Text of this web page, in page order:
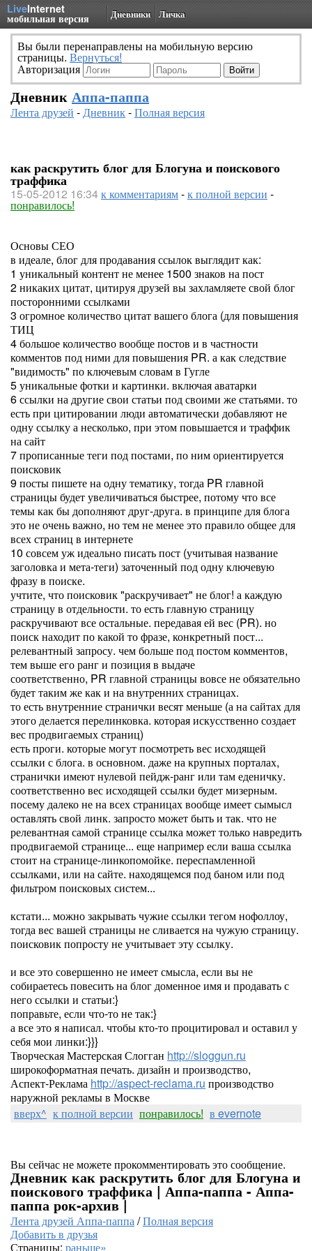
LiveInternet
мобильная версия Дневники Личка
Вы были перенаправлены на мобильную версию
страницы. Вернуться!
Авторизация
Дневник Аппа-паппа
Лента друзей -Дневник-Полная версия
как раскрутить блог для Блогуна и поискового
траффика
15-05-2012 16:34к комментариям-к полной версии -
понравилось!
Основы СЕО
в идеале, блог для продавания ссылок выглядит как:
1 уникальный контент не менее 1500 знаков на пост
2 никаких цитат, цитируя друзей вы захламляете свой блог
посторонними ссылками
3 огромное количество цитат вашего блога (для повышения
ТИЦ
4 большое количество вообще постов и в частности
комментов под ними для повышения PR. а как следствие
"видимость" по ключевым словам в Гугле
5 уникальные фотки и картинки. включая аватарки
6 ссылки на другие свои статьи под своими же статьями. то
есть при цитировании люди автоматически добавляют не
одну ссылку а несколько, при этом повышается и траффик
на сайт
7 прописанные теги под постами, по ним ориентируется
поисковик
9 посты пишете на одну тематику, тогда PR главной
страницы будет увеличиваться быстрее, потому что все
темы как бы дополняют друг-друга. в принципе для блога
это не очень важно, но тем не менее это правило общее для
всех страниц в интернете
10 совсем уж идеально писать пост (учитывая название
заголовка и мета-теги) заточенный под одну ключевую
фразу в поиске.
учтите, что поисковик "раскручивает" не блог! а каждую
страницу в отдельности. то есть главную страницу
раскручивают все остальные. передавая ей вес (PR). но
поиск находит по какой то фразе, конкретный пост...
релевантный запросу. чем больше под постом комментов,
тем выше его ранг и позиция в выдаче
соответственно, PR главной страницы вовсе не обязательно
будет таким же как и на внутренних страницах.
то есть внутренние странички весят меньше (а на сайтах для
этого делается перелинковка. которая искусственно создает
вес продвигаемых страниц)
есть проги. которые могут посмотреть вес исходящей
ссылки с блога. в основном. даже на крупных порталах,
странички имеют нулевой пейдж-ранг или там еденичку.
соответственно вес исходящей ссылки будет мизерным.
посему далеко не на всех страницах вообще имеет сымысл
оставлять свой линк. запросто может быть и так. что не
релевантная самой странице ссылка может только навредить
продвигаемой странице... еще например если ваша ссылка
стоит на странице-линкопомойке. переспамленной
ссылками, или на сайте. находящемся под баном или под
фильтром поисковых систем...
кстати... можно закрывать чужие ссылки тегом нофоллоу,
тогда вес вашей страницы не сливается на чужую страницу.
поисковик попросту не учитывает эту ссылку.
и все это совершенно не имеет смысла, если вы не
собираетесь повесить на блог доменное имя и продавать с
него ссылки и статьи:}
поправьте, если что-то не так:}
а все это я написал. чтобы кто-то процитировал и оставил у
себя мои линки:}}}
Творческая Мастерская Слогган http://sloggun.ru
широкоформатная печать. дизайн и производство,
Аспект-Реклама http://aspect-reclama.ru производство
наружной рекламы в Москве
вверх^ к полной версии понравилось! в evernote
Вы сейчас не можете прокомментировать это сообщение.
Дневник как раскрутить блог для Блогуна и
поискового траффика | Аппа-паппа - Аппа-
паппа рок-архив |
Лента друзей Аппа-паппа/Полная версия
Добавить в друзья
Страницы: раньше»